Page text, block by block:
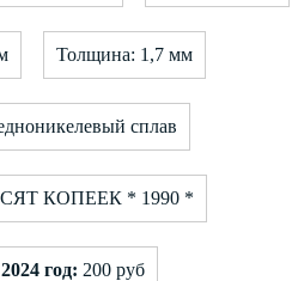
Толщина: 1,7 мм
сплав
КОПЕЕК * 1990 *
год: 200 руб